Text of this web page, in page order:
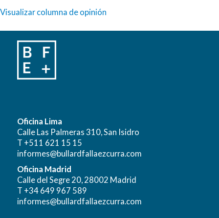
Visualizar columna de opinión
Oficina Lima
Calle Las Palmeras 310, San Isidro
T +511 621 15 15
informes@bullardfallaezcurra.com
Oficina Madrid
Calle del Segre 20, 28002 Madrid
T +34 649 967 589
informes@bullardfallaezcurra.com